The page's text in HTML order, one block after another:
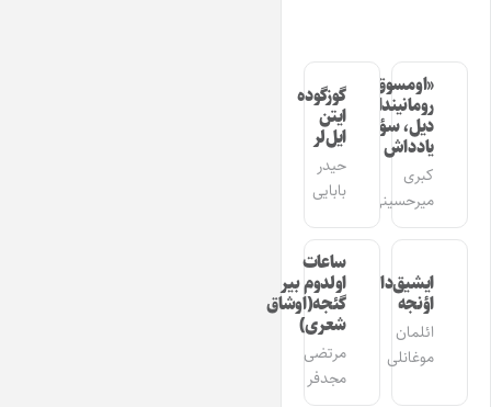
«اومسوق»
رومانیندا
دیل، سؤز،
یادداش
کبری
میرحسینی
گوزگوده
ایتن
ایل‌لر
حیدر
بابایی
ایشیق‌دان
اؤنجه
ائلمان
موغانلی
ساعات
اولدوم بیر
گئجه(اوشاق
شعری)
مرتضی
مجدفر